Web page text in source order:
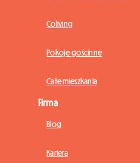
Coliving
Pokoje gościnne
Całe mieszkania
Firma
Blog
Kariera